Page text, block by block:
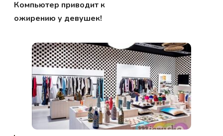
Компьютер приводит к
ожирению у девушек!